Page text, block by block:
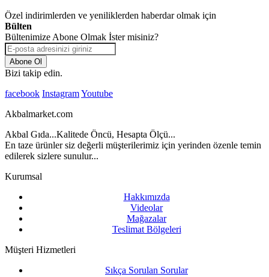
Özel indirimlerden ve yeniliklerden haberdar olmak için
Bülten
Bültenimize Abone Olmak İster misiniz?
Abone Ol
Bizi takip edin.
facebook InstagramYoutube
Akbalmarket.com
Akbal Gıda...Kalitede Öncü, Hesapta Ölçü...
En taze ürünler siz değerli müşterilerimiz için yerinden özenle temin
edilerek sizlere sunulur...
Kurumsal
Hakkımızda
Videolar
Mağazalar
Teslimat Bölgeleri
Müşteri Hizmetleri
Sıkça Sorulan Sorular